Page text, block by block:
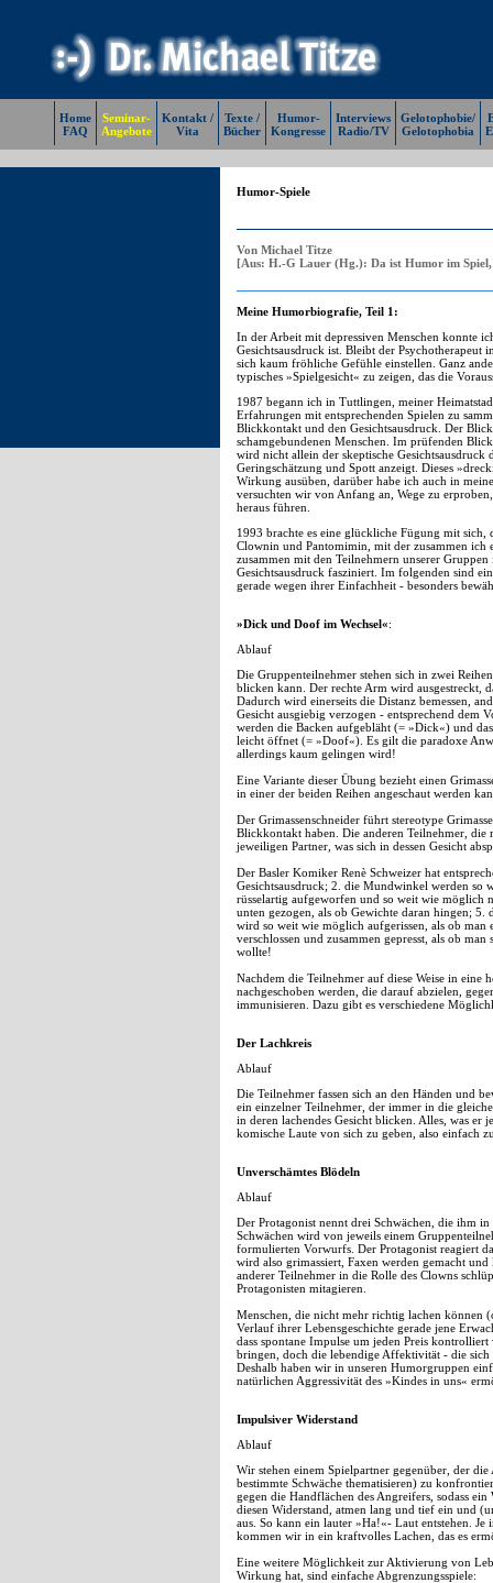
Home
FAQ
Seminar-
Angebote
Kontakt /
Vita
Texte /
Bücher
Humor-
Kongresse
Interviews
Radio/TV
Gelotophobie/
Gelotophobia
Humor-Spiele
Von Michael Titze
[Aus: H.-G Lauer (Hg.): Da ist Humor im
Meine Humorbiografie, Teil 1:
In der Arbeit mit depressiven Menschen konnte
Gesichtsausdruck ist. Bleibt der
sich kaum fröhliche Gefühle einstellen. Ganz
typisches »Spielgesicht« zu zeigen, das die
1987 begann ich in Tuttlingen, meiner
Erfahrungen mit entsprechenden Spielen zu
Blickkontakt und den Gesichtsausdruck. Der
schamgebundenen Menschen. Im prüfenden
wird nicht allein der skeptische Gesichtsausdruck
Geringschätzung und Spott anzeigt. Dieses
Wirkung ausüben, darüber habe ich auch in
versuchten wir von Anfang an, Wege zu
heraus führen.
1993 brachte es eine glückliche Fügung mit
Clownin und Pantomimin, mit der zusammen ich
zusammen mit den Teilnehmern unserer
Gesichtsausdruck fasziniert. Im folgenden sind
gerade wegen ihrer Einfachheit - besonders
»Dick und Doof im Wechsel«:
Ablauf
Die Gruppenteilnehmer stehen sich in zwei
blicken kann. Der rechte Arm wird ausgestreckt,
Dadurch wird einerseits die Distanz bemessen,
Gesicht ausgiebig verzogen - entsprechend
werden die Backen aufgebläht (= »Dick«) und
leicht öffnet (= »Doof«). Es gilt die paradoxe
allerdings kaum gelingen wird!
Eine Variante dieser Übung bezieht einen
in einer der beiden Reihen angeschaut werden
Der Grimassenschneider führt stereotype
Blickkontakt haben. Die anderen Teilnehmer, die
jeweiligen Partner, was sich in dessen Gesicht
Der Basler Komiker Renè Schweizer hat
Gesichtsausdruck; 2. die Mundwinkel werden so
rüsselartig aufgeworfen und so weit wie möglich
unten gezogen, als ob Gewichte daran hingen;
wird so weit wie möglich aufgerissen, als ob
verschlossen und zusammen gepresst, als ob
wollte!
Nachdem die Teilnehmer auf diese Weise in eine
nachgeschoben werden, die darauf abzielen,
immunisieren. Dazu gibt es verschiedene
Der Lachkreis
Ablauf
Die Teilnehmer fassen sich an den Händen und
ein einzelner Teilnehmer, der immer in die
in deren lachendes Gesicht blicken. Alles, was er
komische Laute von sich zu geben, also einfach
Unverschämtes Blödeln
Ablauf
Der Protagonist nennt drei Schwächen, die ihm
Schwächen wird von jeweils einem
formulierten Vorwurfs. Der Protagonist reagiert
wird also grimassiert, Faxen werden gemacht
anderer Teilnehmer in die Rolle des Clowns
Protagonisten mitagieren.
Menschen, die nicht mehr richtig lachen können
Verlauf ihrer Lebensgeschichte gerade jene
dass spontane Impulse um jeden Preis
bringen, doch die lebendige Affektivität - die
Deshalb haben wir in unseren Humorgruppen
natürlichen Aggressivität des »Kindes in uns«
Impulsiver Widerstand
Ablauf
Wir stehen einem Spielpartner gegenüber, der
bestimmte Schwäche thematisieren) zu
gegen die Handflächen des Angreifers, sodass
diesen Widerstand, atmen lang und tief ein und
aus. So kann ein lauter »Ha!«- Laut entstehen.
kommen wir in ein kraftvolles Lachen, das es
Eine weitere Möglichkeit zur Aktivierung von
Wirkung hat, sind einfache Abgrenzungsspiele: